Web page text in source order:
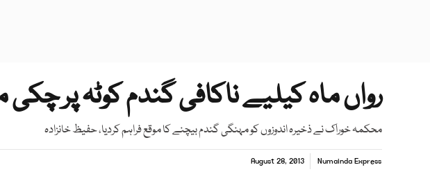
رواں ماہ کیلیے ناکافی گندم کوٹہ پر چکی
محکمہ خوراک نے ذخیرہ اندوزوں کو مہنگی گندم بیچنے کا موقع فراہم کردیا، حفیظ خانزادہ
Numainda Express
August 28, 2013